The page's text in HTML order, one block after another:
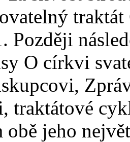
Později
O církvi
traktátové
obě jeho